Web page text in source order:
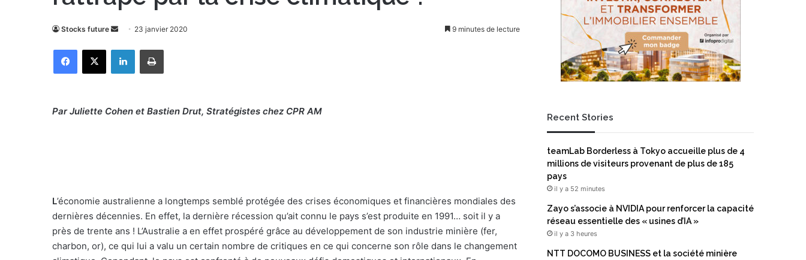
Stocks future
v
o
r
r
r
i
e
23 janvier 2020 9 minutes de lecture
Par Juliette Cohen et Bastien Drut, Stratégistes chez CPR AM
L’économie australienne a longtemps semblé protégée des crises économiques et financières mondiales des
dernières décennies. En effet, la dernière récession qu’ait connu le pays s’est produite en 1991… soit il y a
près de trente ans ! L’Australie a en effet prospéré grâce au développement de son industrie minière (fer,
charbon, or), ce qui lui a valu un certain nombre de critiques en ce qui concerne son rôle dans le changement
Recent Stories
teamLab Borderless à Tokyo accueille plus de 4
millions de visiteurs provenant de plus de 185
pays
il y a 52 minutes
Zayo s’associe à NVIDIA pour renforcer la capacité
réseau essentielle des « usines d’IA »
il y a 3 heures
NTT DOCOMO BUSINESS et la société minière